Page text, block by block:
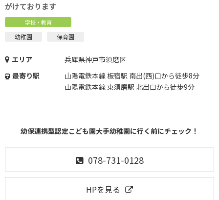
がけております
学校・教育
幼稚園 保育園
エリア
兵庫県神戸市須磨区
最寄り駅
山陽電鉄本線 板宿駅 南出(西)口から徒歩8分
山陽電鉄本線 東須磨駅 北出口から徒歩9分
幼保連携型認定こども園大手幼稚園に行く前にチェック！
078-731-0128
HPを見る